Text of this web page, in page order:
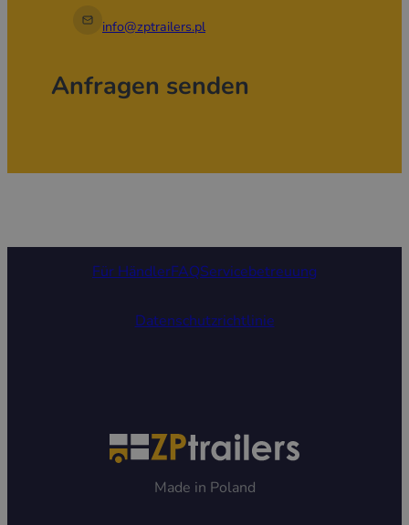
info@zptrailers.pl
Anfragen senden
Für HändlerFAQServicebetreuung
Datenschutzrichtlinie
Made in Poland